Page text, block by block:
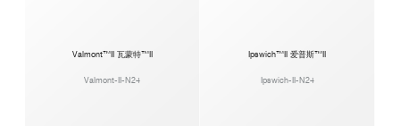
Valmont™II 瓦蒙特™II
Valmont-II-N24
Ipswich™II 爱普斯™II
Ipswich-II-N24